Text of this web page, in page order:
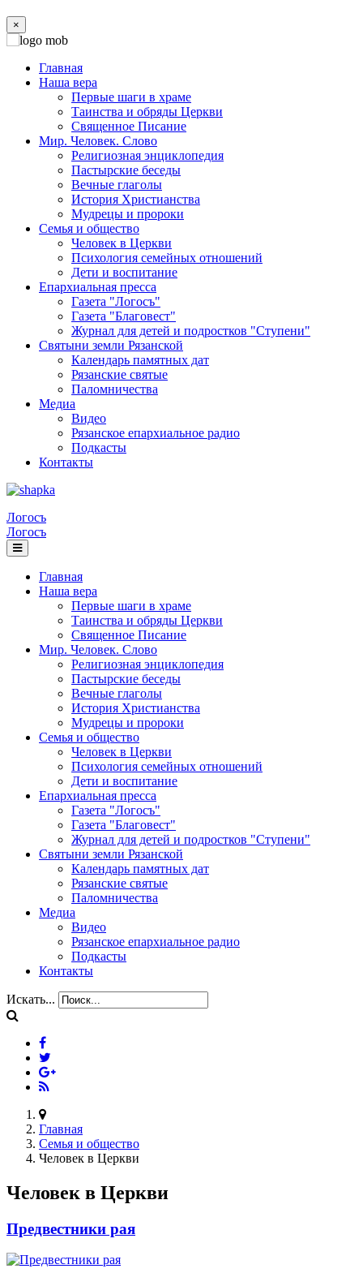
×
Главная
Наша вера
Первые шаги в храме
Таинства и обряды Церкви
Священное Писание
Мир. Человек. Слово
Религиозная энциклопедия
Пастырские беседы
Вечные глаголы
История Христианства
Мудрецы и пророки
Семья и общество
Человек в Церкви
Психология семейных отношений
Дети и воспитание
Епархиальная пресса
Газета "Логосъ"
Газета "Благовест"
Журнал для детей и подростков "Ступени"
Святыни земли Рязанской
Календарь памятных дат
Рязанские святые
Паломничества
Медиа
Видео
Рязанское епархиальное радио
Подкасты
Контакты
Логосъ
Логосъ
Главная
Наша вера
Первые шаги в храме
Таинства и обряды Церкви
Священное Писание
Мир. Человек. Слово
Религиозная энциклопедия
Пастырские беседы
Вечные глаголы
История Христианства
Мудрецы и пророки
Семья и общество
Человек в Церкви
Психология семейных отношений
Дети и воспитание
Епархиальная пресса
Газета "Логосъ"
Газета "Благовест"
Журнал для детей и подростков "Ступени"
Святыни земли Рязанской
Календарь памятных дат
Рязанские святые
Паломничества
Медиа
Видео
Рязанское епархиальное радио
Подкасты
Контакты
Искать...
Главная
Семья и общество
Человек в Церкви
Человек в Церкви
Предвестники рая